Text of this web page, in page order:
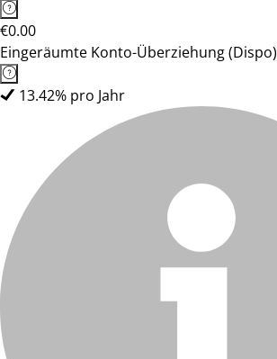
€0.00
Eingeräumte Konto-Überziehung (Dispo)
13.42% pro Jahr